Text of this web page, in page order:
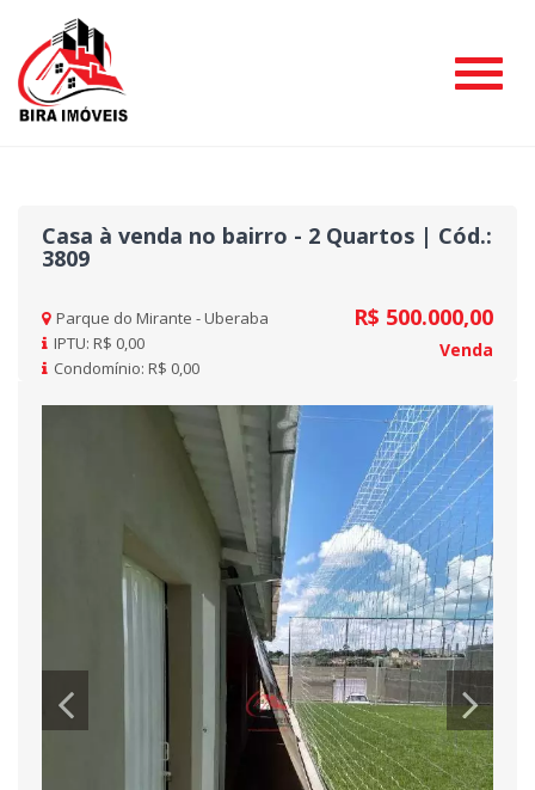
#
Casa à venda no bairro - 2 Quartos | Cód.:
3809
Parque do Mirante - Uberaba
IPTU: R$ 0,00
Condomínio: R$ 0,00
R$ 500.000,00
Venda